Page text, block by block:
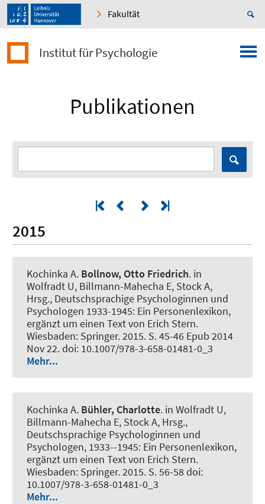
Fakultät
Institut für Psychologie
Publikationen
2015
Kochinka A. Bollnow, Otto Friedrich. in
Wolfradt U, Billmann-Mahecha E, Stock A,
Hrsg., Deutschsprachige Psychologinnen und
Psychologen 1933-1945: Ein Personenlexikon,
ergänzt um einen Text von Erich Stern.
Wiesbaden: Springer. 2015. S. 45-46 Epub 2014
Nov 22. doi: 10.1007/978-3-658-01481-0_3
Mehr...
Kochinka A. Bühler, Charlotte. in Wolfradt U,
Billmann-Mahecha E, Stock A, Hrsg.,
Deutschsprachige Psychologinnen und
Psychologen, 1933--1945: Ein Personenlexikon,
ergänzt um einen Text von Erich Stern.
Wiesbaden: Springer. 2015. S. 56-58 doi:
10.1007/978-3-658-01481-0_3
Mehr...